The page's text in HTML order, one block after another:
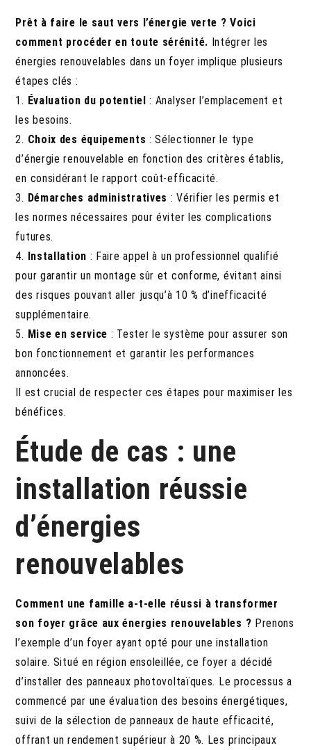
Prêt à faire le saut vers l’énergie verte ? Voici
comment procéder en toute sérénité. Intégrer les
énergies renouvelables dans un foyer implique plusieurs
étapes clés :
1. Évaluation du potentiel : Analyser l’emplacement et
les besoins.
2. Choix des équipements : Sélectionner le type
d’énergie renouvelable en fonction des critères établis,
en considérant le rapport coût-efficacité.
3. Démarches administratives : Vérifier les permis et
les normes nécessaires pour éviter les complications
futures.
4.
Installation : Faire appel à un professionnel qualifié
pour garantir un montage sûr et conforme, évitant ainsi
des risques pouvant aller jusqu’à 10 % d’inefficacité
supplémentaire.
5. Mise en service : Tester le système pour assurer son
bon fonctionnement et garantir les performances
annoncées.
Il est crucial de respecter ces étapes pour maximiser les
bénéfices.
Étude de cas : une
installation réussie
d’énergies
renouvelables
Comment une famille a-t-elle réussi à transformer
son foyer grâce aux énergies renouvelables ? Prenons
l’exemple d’un foyer ayant opté pour une installation
solaire. Situé en région ensoleillée, ce foyer a décidé
d’installer des panneaux photovoltaïques. Le processus a
commencé par une évaluation des besoins énergétiques,
suivi de la sélection de panneaux de haute efficacité,
offrant un rendement supérieur à 20 %. Les principaux